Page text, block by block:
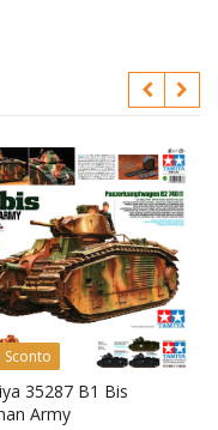
Sconto
35287 B1 Bis
Army